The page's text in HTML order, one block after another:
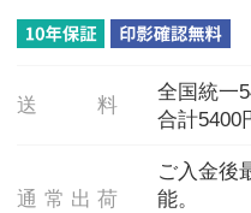
送 料
全国統一
合計5400
通 常 出 荷
ご入金後
能。